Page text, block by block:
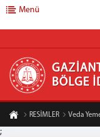
GAZİANTEP
ANASAYFA
MAHKEMEMİZ
Menü
BÖLGE
RESİMLER Veda
;